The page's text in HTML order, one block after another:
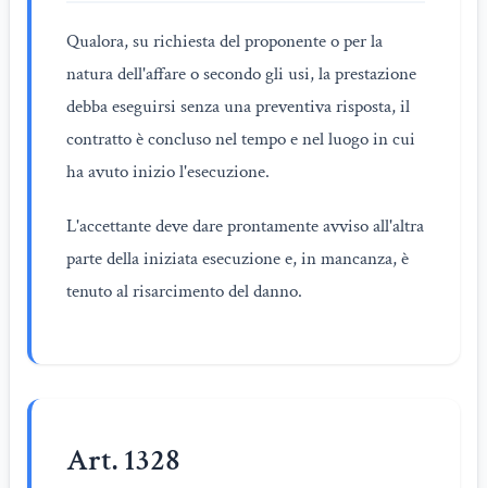
Qualora, su richiesta del proponente o per la
natura dell'affare o secondo gli usi, la prestazione
debba eseguirsi senza una preventiva risposta, il
contratto è concluso nel tempo e nel luogo in cui
ha avuto inizio l'esecuzione.
L'accettante deve dare prontamente avviso all'altra
parte della iniziata esecuzione e, in mancanza, è
tenuto al risarcimento del danno.
Art. 1328